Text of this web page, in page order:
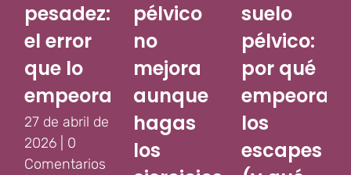
pesadez:
el error
que lo
empeora
27 de abril de
2026
0
Comentarios
pélvico
no
mejora
aunque
hagas
los
suelo
pélvico:
por qué
empeoran
los
escapes